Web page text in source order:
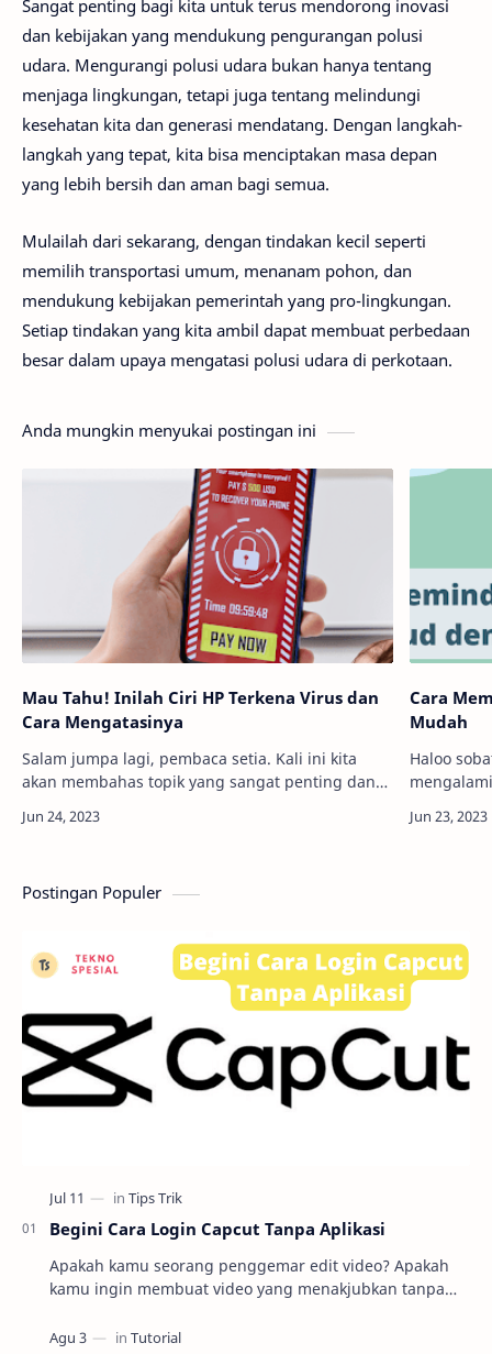
Sangat penting bagi kita untuk terus mendorong inovasi
dan kebijakan yang mendukung pengurangan polusi
udara. Mengurangi polusi udara bukan hanya tentang
menjaga lingkungan, tetapi juga tentang melindungi
kesehatan kita dan generasi mendatang. Dengan langkah-
langkah yang tepat, kita bisa menciptakan masa depan
yang lebih bersih dan aman bagi semua.
Mulailah dari sekarang, dengan tindakan kecil seperti
memilih transportasi umum, menanam pohon, dan
mendukung kebijakan pemerintah yang pro-lingkungan.
Setiap tindakan yang kita ambil dapat membuat perbedaan
besar dalam upaya mengatasi polusi udara di perkotaan.
Anda mungkin menyukai postingan ini
Mau Tahu! Inilah Ciri HP Terkena Virus dan
Cara Mengatasinya
Salam jumpa lagi, pembaca setia. Kali ini kita
akan membahas topik yang sangat penting dan
Apakah kamu pernah mengalami masalah
Cara
Mudah
Haloo
Anda?
Postingan Populer
Begini Cara Login Capcut Tanpa Aplikasi
Apakah kamu seorang penggemar edit video? Apakah
kamu ingin membuat video yang menakjubkan tanpa
editin…